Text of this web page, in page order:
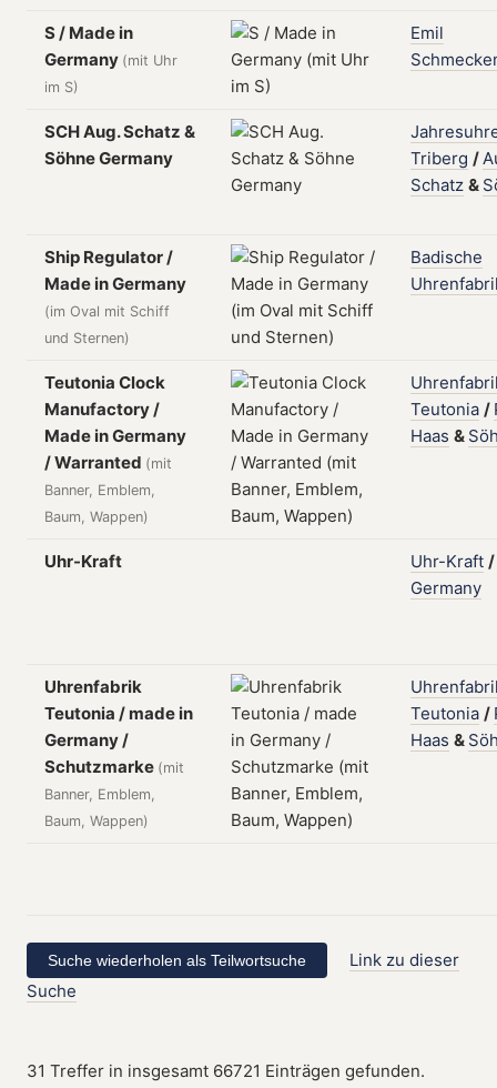
S / Made in
Germany (mit Uhr
im S)
Emil
SCH Aug. Schatz &
Söhne Germany
Triberg /
Schatz &
Ship Regulator /
Made in Germany
(im Oval mit Schiff
und Sternen)
Badische
Teutonia Clock
Manufactory /
Made in Germany
/ Warranted (mit
Banner, Emblem,
Baum, Wappen)
Teutonia /
Haas &
Uhr-Kraft Uhr-Kraft /
Germany
Uhrenfabrik
Teutonia / made in
Germany /
Schutzmarke (mit
Banner, Emblem,
Baum, Wappen)
Teutonia /
Haas &
Link zu dieser
Suche
31 Treffer in insgesamt 66721 Einträgen gefunden.